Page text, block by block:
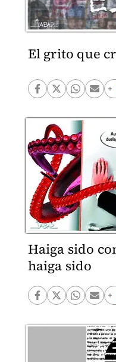
El grito que
Haiga sido
haiga sido